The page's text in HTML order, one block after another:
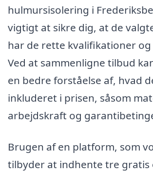
hulmursisolering i
vigtigt at sikre dig, at de
har de rette kvalifikationer
Ved at sammenligne tilbud
en bedre forståelse af, hvad
inkluderet i prisen, såsom
arbejdskraft og
Brugen af en platform, som
tilbyder at indhente tre gratis